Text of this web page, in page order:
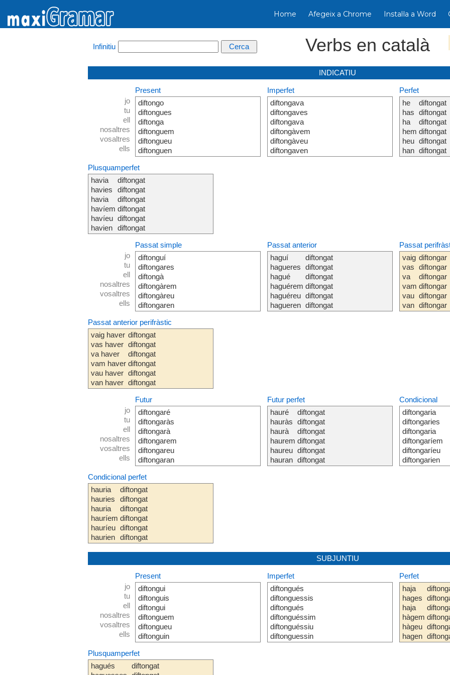
Home Afegeix a Chrome Instal·la a Word
Infinitiu Verbs en català
INDICATIU
jo
tu
ell
nosaltres
vosaltres
ells
Present
diftongo
diftongues
diftonga
diftonguem
diftongueu
diftonguen
Imperfet
diftongava
diftongaves
diftongava
diftongàvem
diftongàveu
diftongaven
Perfet
he
has
ha
hem
heu
han
diftongat
diftongat
diftongat
diftongat
diftongat
diftongat
Plusquamperfet
havia
havies
havia
havíem
havíeu
havien
diftongat
diftongat
diftongat
diftongat
diftongat
diftongat
jo
tu
ell
nosaltres
vosaltres
ells
Passat simple
diftonguí
diftongares
diftongà
diftongàrem
diftongàreu
diftongaren
Passat anterior
haguí
hagueres
hagué
haguérem
haguéreu
hagueren
diftongat
diftongat
diftongat
diftongat
diftongat
diftongat
Passat
vaig
vas
va
vam
vau
van
diftongar
diftongar
diftongar
diftongar
diftongar
diftongar
Passat anterior perifràstic
vaig haver
vas haver
va haver
vam haver
vau haver
van haver
diftongat
diftongat
diftongat
diftongat
diftongat
diftongat
jo
tu
ell
nosaltres
vosaltres
ells
Futur
diftongaré
diftongaràs
diftongarà
diftongarem
diftongareu
diftongaran
Futur perfet
hauré
hauràs
haurà
haurem
haureu
hauran
diftongat
diftongat
diftongat
diftongat
diftongat
diftongat
Condicional
diftongaria
diftongaries
diftongaria
diftongaríem
diftongaríeu
diftongarien
Condicional perfet
hauria
hauries
hauria
hauríem
hauríeu
haurien
diftongat
diftongat
diftongat
diftongat
diftongat
diftongat
SUBJUNTIU
jo
tu
ell
nosaltres
vosaltres
ells
Present
diftongui
diftonguis
diftongui
diftonguem
diftongueu
diftonguin
Imperfet
diftongués
diftonguessis
diftongués
diftonguéssim
diftonguéssiu
diftonguessin
Perfet
haja
hages
haja
hàgem
hàgeu
hagen
Plusquamperfet
hagués
diftongat